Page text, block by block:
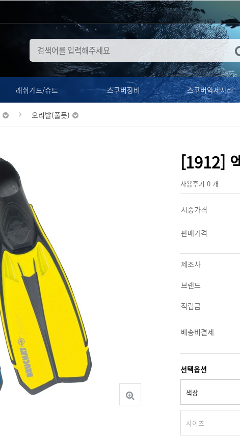
래쉬가드/슈트 스쿠버장비 스쿠버악세사리
오리발(풀풋)
[1912]
사용후기 0 개
시중가격
판매가격
제조사
브랜드
적립금
배송비결제
선택옵션